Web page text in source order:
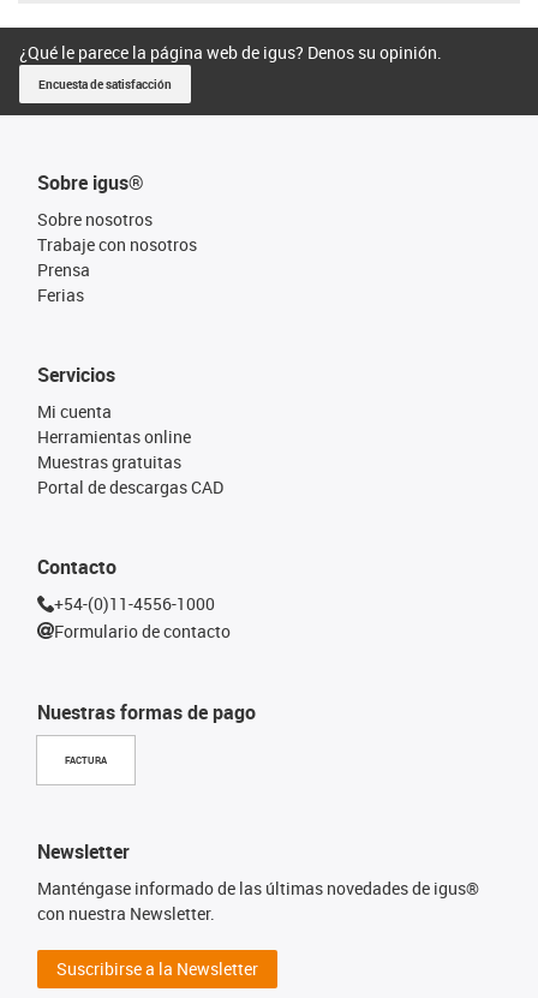
¿Qué le parece la página web de igus? Denos su opinión.
Encuesta de satisfacción
Sobre igus®
Sobre nosotros
Trabaje con nosotros
Prensa
Ferias
Nuestras formas de pago
FACTURA
Servicios
Mi cuenta
Herramientas online
Muestras gratuitas
Portal de descargas CAD
Contacto
+54-(0)11-4556-1000
Formulario de contacto
Newsletter
Manténgase informado de las últimas novedades de igus®
con nuestra Newsletter.
Suscribirse a la Newsletter